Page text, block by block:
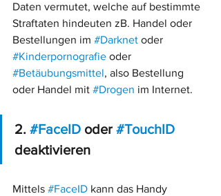
Daten vermutet, welche auf bestimmte
Straftaten hindeuten zB. Handel oder
Bestellungen im #Darknet oder
#Kinderpornografie oder
#Betäubungsmittel, also Bestellung
oder Handel mit #Drogen im Internet.
2. #FaceID oder #TouchID
deaktivieren
Mittels #FaceID kann das Handy